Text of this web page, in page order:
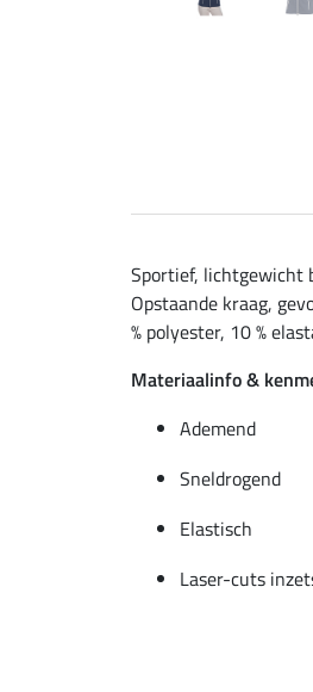
Sportief, lichtgewicht
Opstaande kraag,
% polyester, 10 %
Materiaalinfo &
Ademend
Sneldrogend
Elastisch
Laser-cuts